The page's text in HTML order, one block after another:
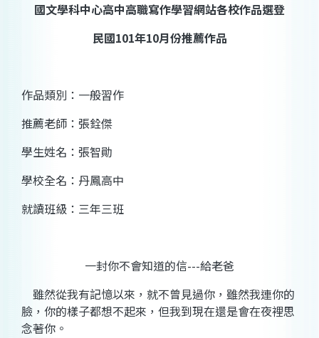
國文學科中心高中高職寫作學習網站各校作品選登
民國101年10月份推薦作品
作品類別：一般習作
推薦老師：張銓傑
學生姓名： 張智勛
學校全名：丹鳳高中
就讀班級：三年三班
一封你不會知道的信---給老爸
雖然從我有記憶以來，就不曾見過你，雖然我連你的
臉，你的樣子都想不起來，但我到現在還是會在夜裡思
念著你。